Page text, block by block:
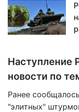
Наступление
новости по
Ранее
"элитных"